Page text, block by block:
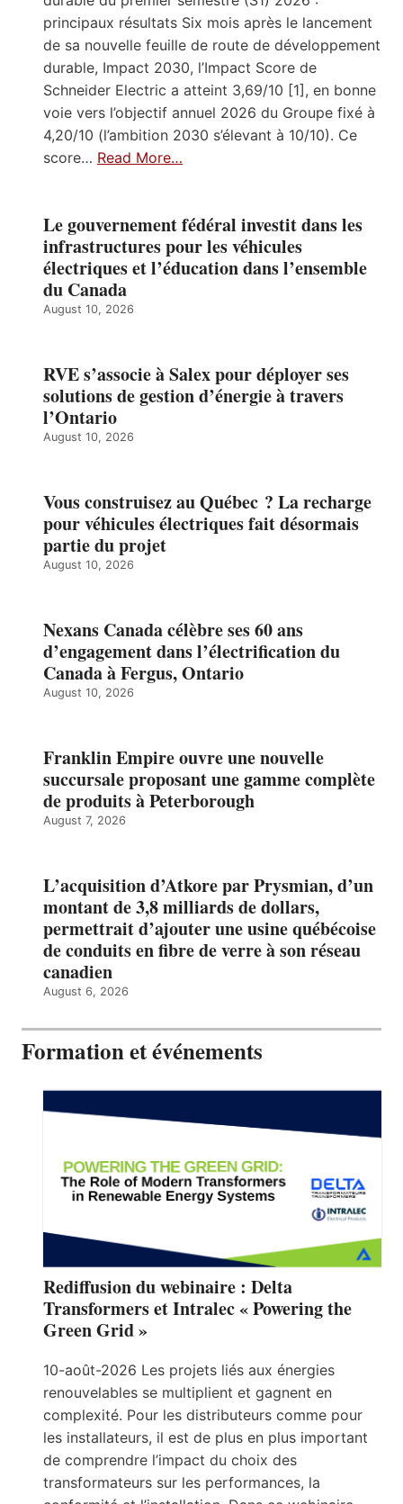
principaux résultats Six mois après le lancement
de sa nouvelle feuille de route de développement
durable, Impact 2030, l’Impact Score de
Schneider Electric a atteint 3,69/10 [1], en bonne
voie vers l’objectif annuel 2026 du Groupe fixé à
4,20/10 (l’ambition 2030 s’élevant à 10/10). Ce
score… Read More…
Le gouvernement fédéral investit dans les
infrastructures pour les véhicules
électriques et l’éducation dans l’ensemble
du Canada
August 10, 2026
RVE s’associe à Salex pour déployer ses
solutions de gestion d’énergie à travers
l’Ontario
August 10, 2026
Vous construisez au Québec ? La recharge
pour véhicules électriques fait désormais
partie du projet
August 10, 2026
Nexans Canada célèbre ses 60 ans
d’engagement dans l’électrification du
Canada à Fergus, Ontario
August 10, 2026
Franklin Empire ouvre une nouvelle
succursale proposant une gamme complète
de produits à Peterborough
August 7, 2026
L’acquisition d’Atkore par Prysmian, d’un
montant de 3,8 milliards de dollars,
permettrait d’ajouter une usine québécoise
de conduits en fibre de verre à son réseau
canadien
August 6, 2026
Formation et événements
Rediffusion du webinaire : Delta
Transformers et Intralec « Powering the
Green Grid »
10-août-2026 Les projets liés aux énergies
renouvelables se multiplient et gagnent en
complexité. Pour les distributeurs comme pour
les installateurs, il est de plus en plus important
de comprendre l’impact du choix des
transformateurs sur les performances, la